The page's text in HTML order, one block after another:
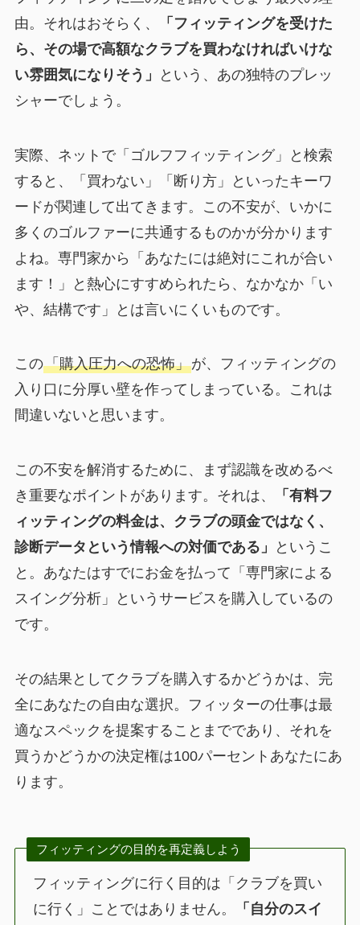
由。それはおそらく、
「フィッティングを受けた
ら、その場で高額なクラブを買わなければいけな
い雰囲気になりそう」
という、あの独特のプレッ
シャーでしょう。
実際、ネットで「ゴルフフィッティング」と検索
すると、「買わない」「断り方」といったキーワ
ードが関連して出てきます。この不安が、いかに
多くのゴルファーに共通するものかが分かります
よね。専門家から「あなたには絶対にこれが合い
ます！」と熱心にすすめられたら、なかなか「い
や、結構です」とは言いにくいものです。
この「購入圧力への恐怖」が、フィッティングの
入り口に分厚い壁を作ってしまっている。これは
間違いないと思います。
この不安を解消するために、まず認識を改めるべ
き重要なポイントがあります。それは、
「有料フ
ィッティングの料金は、クラブの頭金ではなく、
診断データという情報への対価である」
というこ
と。あなたはすでにお金を払って「専門家による
スイング分析」というサービスを購入しているの
です。
その結果としてクラブを購入するかどうかは、完
全にあなたの自由な選択。フィッターの仕事は最
適なスペックを提案することまでであり、それを
買うかどうかの決定権は100パーセントあなたにあ
ります。
フィッティングの目的を再定義しよう
フィッティングに行く目的は「クラブを買い
に行く」ことではありません。
「自分のスイ